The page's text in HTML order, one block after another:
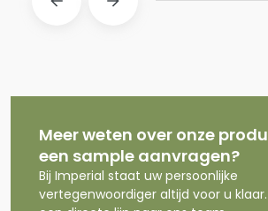
Meer weten over onze
een sample aanvragen?
Bij Imperial staat uw persoonlijke
vertegenwoordiger altijd voor u